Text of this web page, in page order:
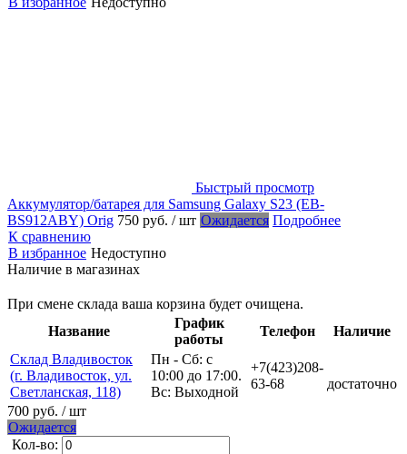
Быстрый просмотр
Аккумулятор/батарея для Samsung Galaxy S23 (EB-
BS912ABY) Orig 750 руб. / шт Ожидается Подробнее
К сравнению
В избранное Недоступно
Наличие в магазинах
При смене склада ваша корзина будет очищена.
Название
График
работы
Телефон
Наличие
Склад Владивосток
(г. Владивосток, ул.
Светланская, 118)
Пн - Сб: с
10:00 до 17:00.
Вс: Выходной
+7(423)208-
63-68
достаточно
700 руб. / шт
Ожидается
Кол-во: